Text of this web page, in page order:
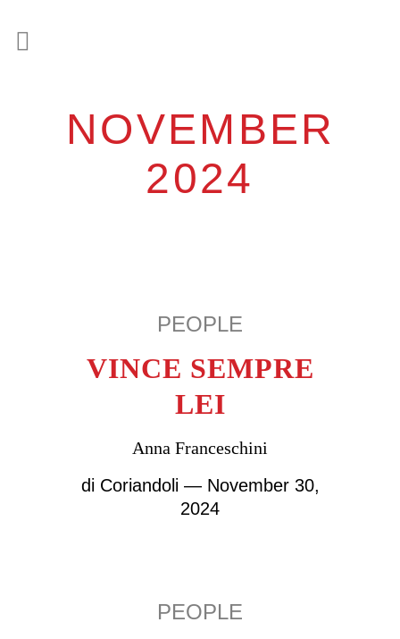
NOVEMBER
2024
PEOPLE
VINCE SEMPRE
LEI
Anna Franceschini
di Coriandoli— November 30,
2024
PEOPLE